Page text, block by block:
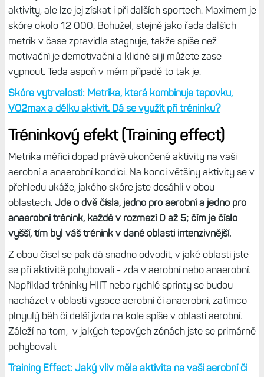
Skóre vytrvalosti
Kombinovaná metrika podobně jako Stav tréninku či
Připravenost k tréninku, která má za cíl propojit kondici,
trénink a vaši schopnost udržet výkony po dlouhou dobu.
Skóre vytrvalosti se v čase zvyšuje či snižuje a mělo by
odrážet změny vaší vytrvalosti.Vyšší skóre ukazuje vaši
větší kapacitu pro výkony s trváním několik hodin -
například vytrvalostní běh či dlouhé jízdy na kole.
Dobré je, že skóre vytrvalosti není omezeno jen základní
aktivity, ale lze jej získat i při dalších sportech. Maximem je
skóre okolo 12 000. Bohužel, stejně jako řada dalších
metrik v čase zpravidla stagnuje, takže spíše než
motivační je demotivační a klidně si ji můžete zase
vypnout. Teda aspoň v mém případě to tak je.
VO2max a délku aktivit. Dá se využít při tréninku?
Tréninkový efekt (Training effect)
Metrika měřící dopad právě ukončené aktivity na vaši
aerobní a anaerobní kondici. Na konci většiny aktivity se v
přehledu ukáže, jakého skóre jste dosáhli v obou
oblastech.
anaerobní trénink, každé v rozmezí 0 až 5; čím je číslo